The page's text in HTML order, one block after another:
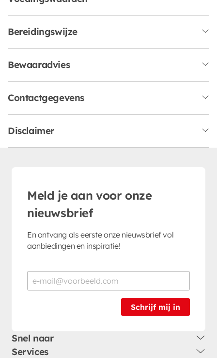
Bereidingswijze
Bewaaradvies
Contactgegevens
Disclaimer
Meld je aan voor onze
nieuwsbrief
En ontvang als eerste onze nieuwsbrief vol
aanbiedingen en inspiratie!
Schrijf mij in
Snel naar
Services